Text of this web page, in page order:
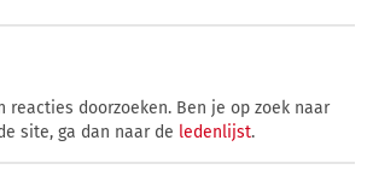
reacties doorzoeken. Ben je op zoek naar
site, ga dan naar de ledenlijst.